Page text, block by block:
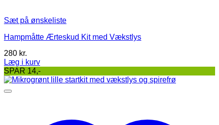
Sæt på ønskeliste
Hampmåtte Ærteskud Kit med Vækstlys
280 kr.
Læg i kurv
SPAR 14,-